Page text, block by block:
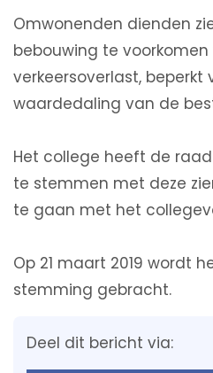
Omwonenden dienden
bebouwing te
verkeersoverlast, beperkt
waardedaling van de
Het college heeft de
te stemmen met deze
te gaan met het
Op 21 maart 2019 wordt
stemming gebracht.
Deel dit bericht via: